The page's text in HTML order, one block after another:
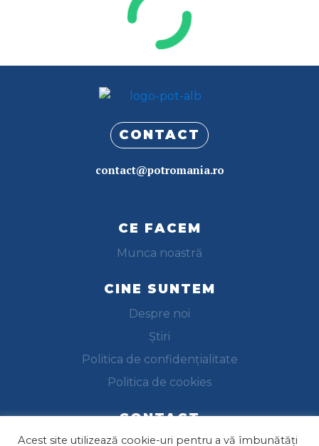
CONTACT
contact@potromania.ro
CE FACEM
Munca noastră
CINE SUNTEM
Despre noi
Știri
Politica de confidențialitate
Politica de cookies
CONTACT
Trimite-ne un email
Acest site utilizează cookie-uri pentru a vă îmbunătăți